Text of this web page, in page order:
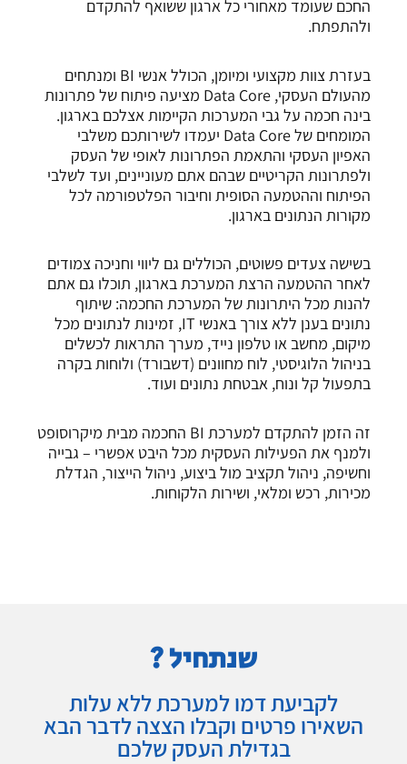
החכם שעומד מאחורי כל ארגון ששואף להתקדם
ולהתפתח.
בעזרת צוות מקצועי ומיומן, הכולל אנשי BI ומנתחים
מהעולם העסקי, Data Core מציעה פיתוח של פתרונות
בינה חכמה על גבי המערכות הקיימות אצלכם בארגון.
המומחים של Data Core יעמדו לשירותכם משלבי
האפיון העסקי והתאמת הפתרונות לאופי של העסק
ולפתרונות הקריטיים שבהם אתם מעוניינים, ועד לשלבי
הפיתוח וההטמעה הסופית וחיבור הפלטפורמה לכל
מקורות הנתונים בארגון.
בשישה צעדים פשוטים, הכוללים גם ליווי וחניכה צמודים
לאחר ההטמעה הרצת המערכת בארגון, תוכלו גם אתם
להנות מכל היתרונות של המערכת החכמה: שיתוף
נתונים בענן ללא צורך באנשי IT, זמינות לנתונים מכל
מיקום, מחשב או טלפון נייד, מערך התראות לכשלים
בניהול הלוגיסטי, לוח מחוונים (דשבורד) ולוחות בקרה
בתפעול קל ונוח, אבטחת נתונים ועוד.
זה הזמן להתקדם למערכת BI החכמה מבית מיקרוסופט
ולמנף את הפעילות העסקית מכל היבט אפשרי – גבייה
וחשיפה, ניהול תקציב מול ביצוע, ניהול הייצור, הגדלת
מכירות, רכש ומלאי, ושירות הלקוחות.
שנתחיל ?
לקביעת דמו למערכת ללא עלות
השאירו פרטים וקבלו הצצה לדבר הבא
בגדילת העסק שלכם